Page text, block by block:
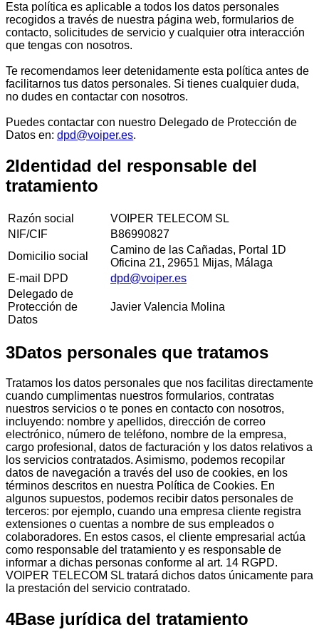
Esta política es aplicable a todos los datos personales
recogidos a través de nuestra página web, formularios de
contacto, solicitudes de servicio y cualquier otra interacción
que tengas con nosotros.
Te recomendamos leer detenidamente esta política antes de
facilitarnos tus datos personales. Si tienes cualquier duda,
no dudes en contactar con nosotros.
Puedes contactar con nuestro Delegado de Protección de
Datos en: dpd@voiper.es.
2Identidad del responsable del
tratamiento
Razón social
VOIPER TELECOM SL
NIF/CIF
B86990827
Domicilio social
Camino de las Cañadas, Portal 1D
Oficina 21, 29651 Mijas, Málaga
E-mail DPD
dpd@voiper.es
Delegado de
Protección de
Datos
Javier Valencia Molina
3Datos personales que tratamos
Tratamos los datos personales que nos facilitas directamente
cuando cumplimentas nuestros formularios, contratas
nuestros servicios o te pones en contacto con nosotros,
incluyendo: nombre y apellidos, dirección de correo
electrónico, número de teléfono, nombre de la empresa,
cargo profesional, datos de facturación y los datos relativos a
los servicios contratados. Asimismo, podemos recopilar
datos de navegación a través del uso de cookies, en los
términos descritos en nuestra Política de Cookies. En
algunos supuestos, podemos recibir datos personales de
terceros: por ejemplo, cuando una empresa cliente registra
extensiones o cuentas a nombre de sus empleados o
colaboradores. En estos casos, el cliente empresarial actúa
como responsable del tratamiento y es responsable de
informar a dichas personas conforme al art. 14 RGPD.
VOIPER TELECOM SL tratará dichos datos únicamente para
la prestación del servicio contratado.
4Base jurídica del tratamiento